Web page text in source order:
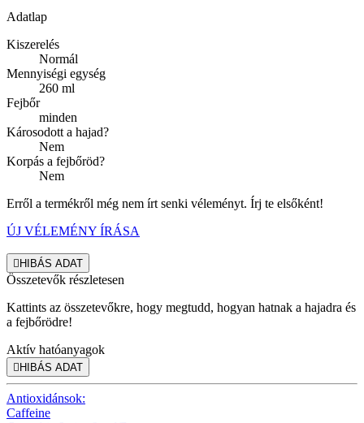
Adatlap
Kiszerelés
Normál
Mennyiségi egység
260 ml
Fejbőr
minden
Károsodott a hajad?
Nem
Korpás a fejbőröd?
Nem
Erről a termékről még nem írt senki véleményt. Írj te elsőként!
ÚJ VÉLEMÉNY ÍRÁSA
HIBÁS ADAT
Összetevők részletesen
Kattints az összetevőkre, hogy megtudd, hogyan hatnak a hajadra és
a fejbőrödre!
Aktív hatóanyagok
HIBÁS ADAT
Antioxidánsok:
Caffeine